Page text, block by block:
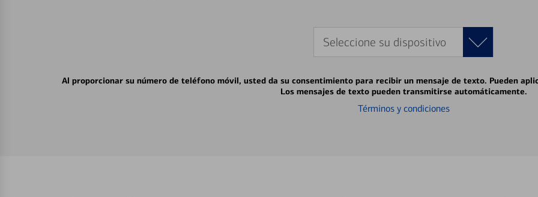
Seleccione su dispositivo
Al proporcionar su número de teléfono móvil, usted da su consentimiento para recibir un mensaje de texto. Pueden
Los mensajes de texto pueden transmitirse automáticamente.
Términos y condiciones